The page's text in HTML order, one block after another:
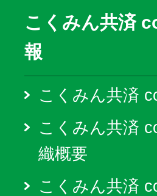
こくみん共済
報
こくみん共済
こくみん共済
織概要
こくみん共済